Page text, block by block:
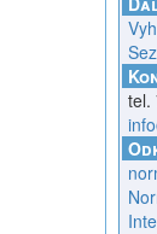
tel.